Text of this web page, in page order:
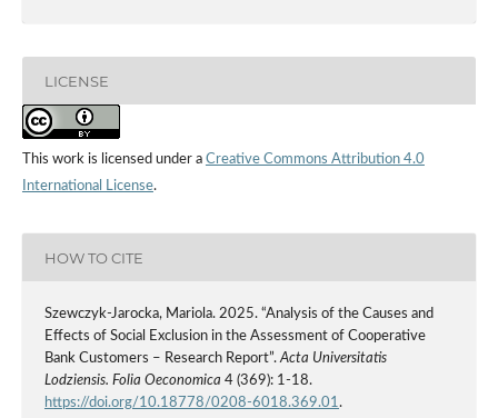
LICENSE
This work is licensed under a Creative Commons Attribution 4.0
International License.
HOW TO CITE
Szewczyk-Jarocka, Mariola. 2025. “Analysis of the Causes and
Effects of Social Exclusion in the Assessment of Cooperative
Bank Customers – Research Report”.Acta Universitatis
Lodziensis. Folia Oeconomica 4 (369): 1-18.
https://doi.org/10.18778/0208-6018.369.01.